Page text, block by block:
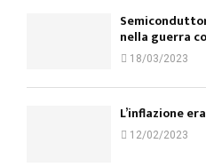
nella guerra
18/03/2023
L’inflazione
12/02/2023